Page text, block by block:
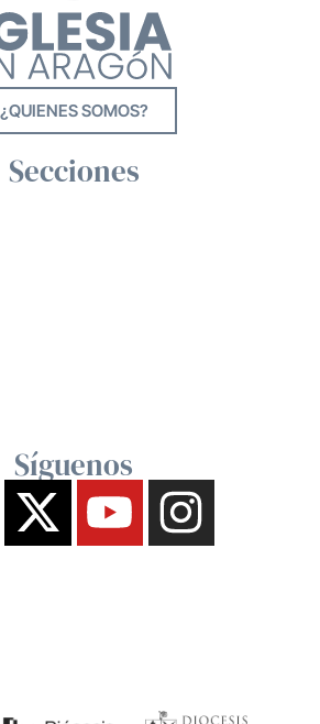
¿QUIENES SOMOS?
Secciones
Síguenos